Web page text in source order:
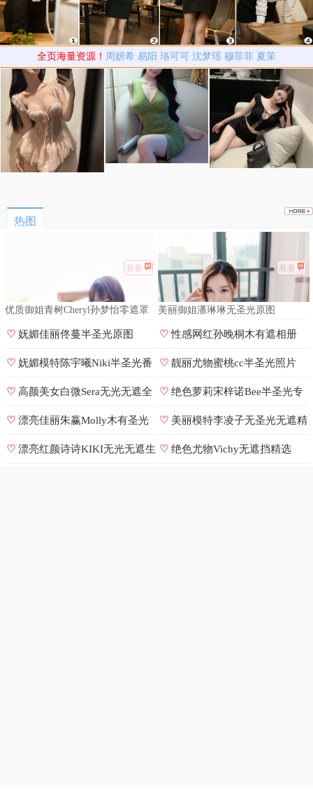
全页海量资源！ 周妍希 易阳 珞可可 沈梦瑶 穆菲菲 夏茉
热图
看看
优质御姐青树Cheryl孙梦怡零遮罩
看看
美丽御姐潘琳琳无圣光原图
♡妩媚佳丽佟蔓半圣光原图 ♡性感网红孙晚桐木有遮相册
♡妩媚模特陈宇曦Niki半圣光番
号
♡ 靓丽尤物蜜桃cc半圣光照片
♡高颜美女白微Sera无光无遮全
集
♡ 绝色萝莉宋梓诺Bee半圣光专
辑
♡漂亮佳丽朱赢Molly木有圣光
原图
♡ 美丽模特李凌子无圣光无遮精
选
♡漂亮红颜诗诗KIKI无光无遮生 ♡ 绝色尤物Vichy无遮挡精选